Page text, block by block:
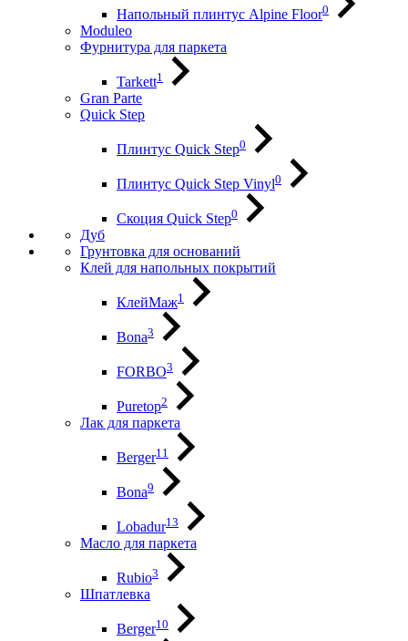
Напольный плинтус Alpine Floor0
Moduleo
Фурнитура для паркета
Tarkett1
Gran Parte
Quick Step
Плинтус Quick Step0
Плинтус Quick Step Vinyl0
Скоция Quick Step0
Дуб
Грунтовка для оснований
Клей для напольных покрытий
КлейМаж1
Bona3
FORBO3
Puretop2
Лак для паркета
Berger11
Bona9
Lobadur13
Масло для паркета
Rubio3
Шпатлевка
Berger10